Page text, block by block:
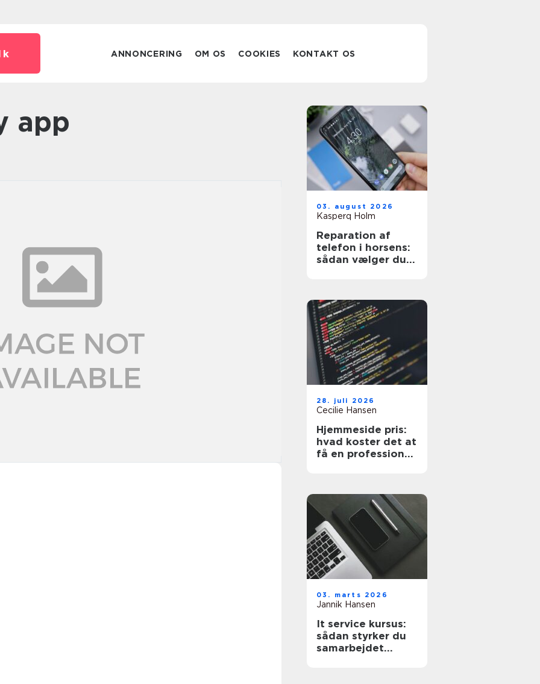
ANNONCERING OM OS COOKIES KONTAKT OS
app
03. august 2026
Kasperq Holm
Reparation af
telefon i horsens:
sådan vælger du
28. juli 2026
Cecilie Hansen
Hjemmeside pris:
hvad koster det at
få en professionel
03. marts 2026
Jannik Hansen
It service kursus:
sådan styrker du
samarbejdet